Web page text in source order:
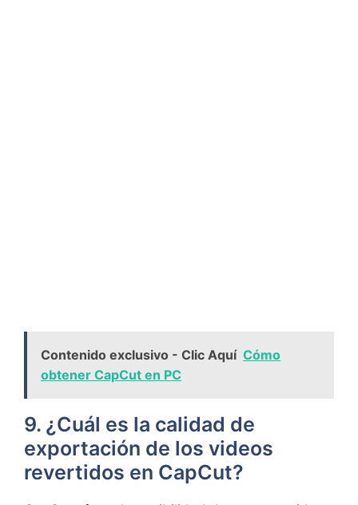
Contenido exclusivo - Clic Aquí Cómo
obtener CapCut en PC
9. ¿Cuál es la calidad de
exportación de los videos
revertidos en CapCut?